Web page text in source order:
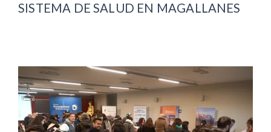
SISTEMA DE SALUD EN MAGALLANES